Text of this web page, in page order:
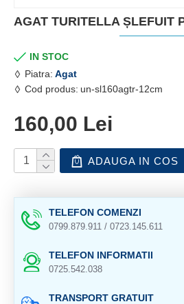
AGAT TURITELLA ȘLEFUIT
IN STOC
Piatra: Agat
Cod produs: un-sl160agtr-12cm
160,00 Lei
ADAUGA IN COS
TELEFON COMENZI
0799.879.911 / 0723.145.611
TELEFON INFORMATII
0725.542.038
TRANSPORT GRATUIT